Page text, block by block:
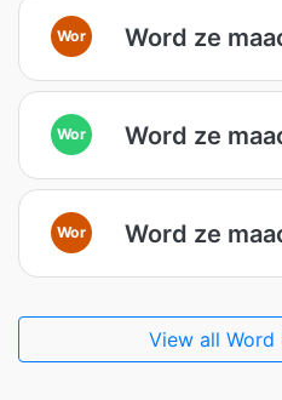
Wor Word ze
Wor Word ze
Wor Word ze
View all